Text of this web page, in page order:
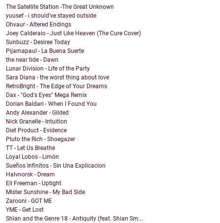
The Satellite Station -The Great Unknown
yuusef - i should've stayed outside
Ohvaur - Altered Endings
Joey Calderaio - Just Like Heaven (The Cure Cover)
Sunbuzz - Desiree Today
Pijamapaul - La Buena Suerte
the near tide - Dawn
Lunar Division - Life of the Party
Sara Diana - the worst thing about love
RetroBright - The Edge of Your Dreams
Dax - "God's Eyes" Mega Remix
Dorian Baldari - When I Found You
Andy Alexander - Gilded
Nick Granelle - Intuition
Diet Product - Evidence
Pluto the Rich - Shoegazer
TT - Let Us Breathe
Loyal Lobos - Limón
Sueños Infinitos - Sin Una Explicacion
Halvnorsk - Dream
Ell Freeman - Uptight
Mister Sunshine - My Bad Side
Zarooni - GOT ME
YME - Get Lost
Shïan and the Genre 18 - Antiquity (feat. Shian Sm...